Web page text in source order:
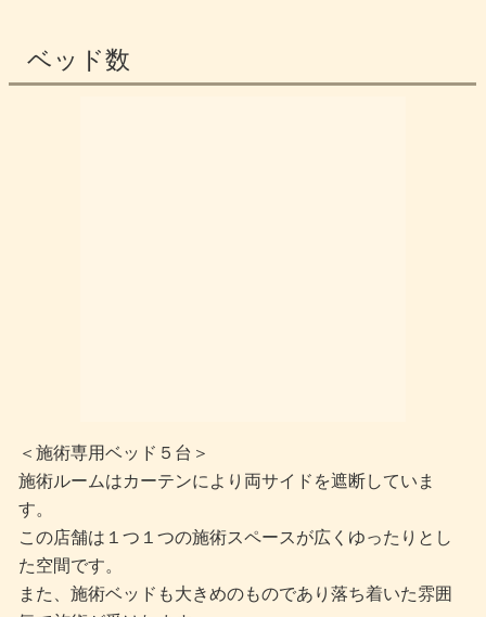
ベッド数
＜施術専用ベッド５台＞
施術ルームはカーテンにより両サイドを遮断していま
す。
この店舗は１つ１つの施術スペースが広くゆったりとし
た空間です。
また、施術ベッドも大きめのものであり落ち着いた雰囲